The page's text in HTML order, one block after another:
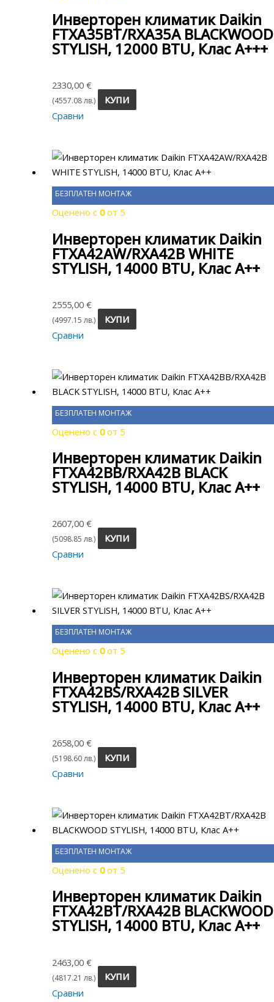
Инверторен климатик Daikin
FTXA35BT/RXA35A BLACKWOOD
STYLISH, 12000 BTU, Клас A+++
2330,00€
(4557.08 лв.)
КУПИ
Сравни
БЕЗПЛАТЕН МОНТАЖ
Оценено с0от 5
Инверторен климатик Daikin
FTXA42AW/RXA42B WHITE
STYLISH, 14000 BTU, Клас A++
2555,00€
(4997.15 лв.)
КУПИ
Сравни
БЕЗПЛАТЕН МОНТАЖ
Оценено с0от 5
Инверторен климатик Daikin
FTXA42BB/RXA42B BLACK
STYLISH, 14000 BTU, Клас A++
2607,00€
(5098.85 лв.)
КУПИ
Сравни
БЕЗПЛАТЕН МОНТАЖ
Оценено с0от 5
Инверторен климатик Daikin
FTXA42BS/RXA42B SILVER
STYLISH, 14000 BTU, Клас A++
2658,00€
(5198.60 лв.)
КУПИ
Сравни
БЕЗПЛАТЕН МОНТАЖ
Оценено с0от 5
Инверторен климатик Daikin
FTXA42BT/RXA42B BLACKWOOD
STYLISH, 14000 BTU, Клас A++
2463,00€
(4817.21 лв.)
КУПИ
Сравни